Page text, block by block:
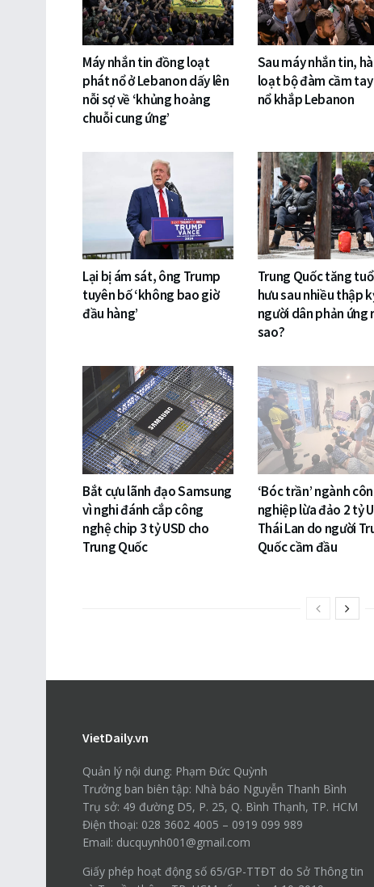
Máy nhắn tin đồng loạt
phát nổ ở Lebanon dấy lên
nỗi sợ về ‘khủng hoảng
chuỗi cung ứng’
Sau máy nhắn tin,
loạt bộ đàm cầm
nổ khắp Lebanon
Lại bị ám sát, ông Trump
tuyên bố ‘không bao giờ
đầu hàng’
Trung Quốc tăng
hưu sau nhiều thập
người dân phản ứng
sao?
Bắt cựu lãnh đạo Samsung
vì nghi đánh cắp công
nghệ chip 3 tỷ USD cho
Trung Quốc
‘Bóc trần’ ngành
nghiệp lừa đảo 2 tỷ
Thái Lan do người
Quốc cầm đầu
VietDaily.vn
Quản lý nội dung: Phạm Đức Quỳnh
Trưởng ban biên tập: Nhà báo Nguyễn Thanh Bình
Trụ sở: 49 đường D5, P. 25, Q. Bình Thạnh, TP. HCM
Điện thoại: 028 3602 4005 – 0919 099 989
Email: ducquynh001@gmail.com
Giấy phép hoạt động số 65/GP-TTĐT do Sở Thông tin